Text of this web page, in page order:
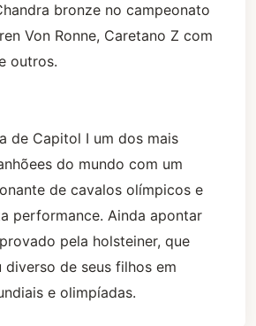
bronze no campeonato
Von Ronne, Caretano Z com
outros.
de Capitol I um dos mais
do mundo com um
de cavalos olímpicos e
performance. Ainda apontar
pela holsteiner, que
de seus filhos em
e olimpíadas.